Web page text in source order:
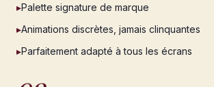
▸Palette signature de marque
▸Animations discrètes, jamais clinquantes
▸Parfaitement adapté à tous les écrans